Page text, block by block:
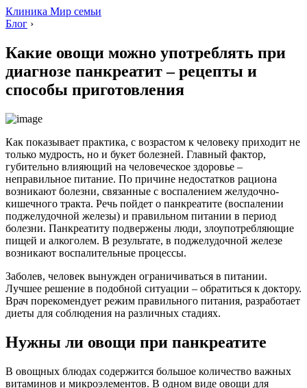
Клиника Мир семьи
Блог ›
Какие овощи можно употреблять при
диагнозе панкреатит – рецепты и
способы приготовления
Как показывает практика, с возрастом к человеку приходит не
только мудрость, но и букет болезней. Главный фактор,
губительно влияющий на человеческое здоровье –
неправильное питание. По причине недостатков рациона
возникают болезни, связанные с воспалением желудочно-
кишечного тракта. Речь пойдет о панкреатите (воспалении
поджелудочной железы) и правильном питании в период
болезни. Панкреатиту подвержены люди, злоупотребляющие
пищей и алкоголем. В результате, в поджелудочной железе
возникают воспалительные процессы.
Заболев, человек вынужден ограничиваться в питании.
Лучшее решение в подобной ситуации – обратиться к доктору.
Врач порекомендует режим правильного питания, разработает
диеты для соблюдения на различных стадиях.
Нужны ли овощи при панкреатите
В овощных блюдах содержится большое количество важных
витаминов и микроэлементов. В одном виде овощи для